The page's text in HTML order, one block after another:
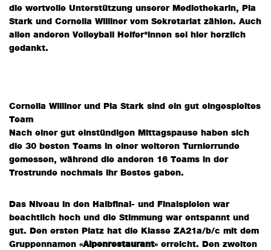
die wertvolle Unterstützung unserer Mediothekarin, Pia
Stark und Cornelia Williner vom Sekretariat zählen. Auch
allen anderen Volleyball Helfer*innen sei hier herzlich
gedankt.
Cornelia Williner und Pia Stark sind ein gut eingespieltes
Team
Nach einer gut einstündigen Mittagspause haben sich
die 30 besten Teams in einer weiteren Turnierrunde
gemessen, während die anderen 16 Teams in der
Trostrunde nochmals ihr Bestes gaben.
Das Niveau in den Halbfinal- und Finalspielen war
beachtlich hoch und die Stimmung war entspannt und
gut. Den ersten Platz hat die Klasse ZA21a/b/c mit dem
Gruppennamen «Alpenrestaurant» erreicht. Den zweiten